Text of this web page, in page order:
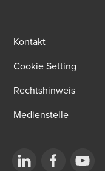
Kontakt
Cookie Setting
Rechtshinweis
Medienstelle